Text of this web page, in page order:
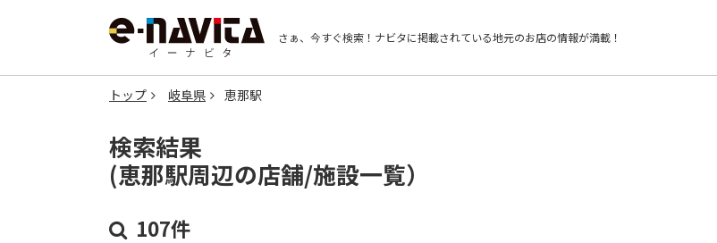
さぁ、今すぐ検索！ ナビタに掲載されている地元のお店の情報が満載！
トップ 岐阜県 恵那駅
検索結果
(恵那駅周辺の店舗/施設一覧）
107件